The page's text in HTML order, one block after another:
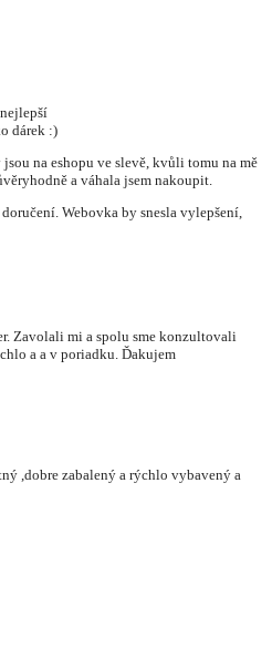
dárek :)
na eshopu ve slevě, kvůli tomu na mě
a váhala jsem nakoupit.
Webovka by snesla vylepšení,
Zavolali mi a spolu sme konzultovali
a a v poriadku. Ďakujem
,dobre zabalený a rýchlo vybavený a